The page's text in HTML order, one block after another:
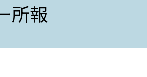
所報